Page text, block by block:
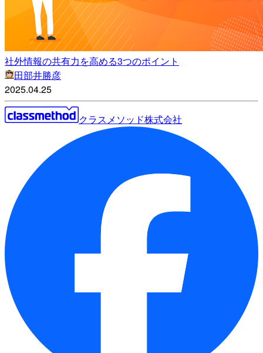
社外情報の共有力を高める3つのポイント
田部井勝彦
2025.04.25
クラスメソッド株式会社